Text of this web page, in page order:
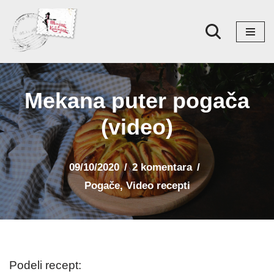
Skoči
na
sadržaj
Mekana puter pogača
(video)
09/10/2020
2 komentara
Pogače,Video recepti
Podeli recept: